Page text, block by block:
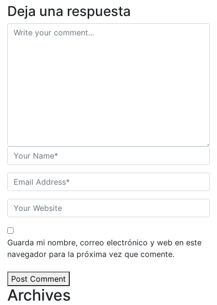
Deja una respuesta
Guarda mi nombre, correo electrónico y web en este
navegador para la próxima vez que comente.
Post Comment
Archives